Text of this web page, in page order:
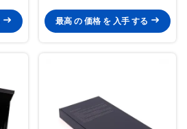
最高 の 価格 を 入手 する